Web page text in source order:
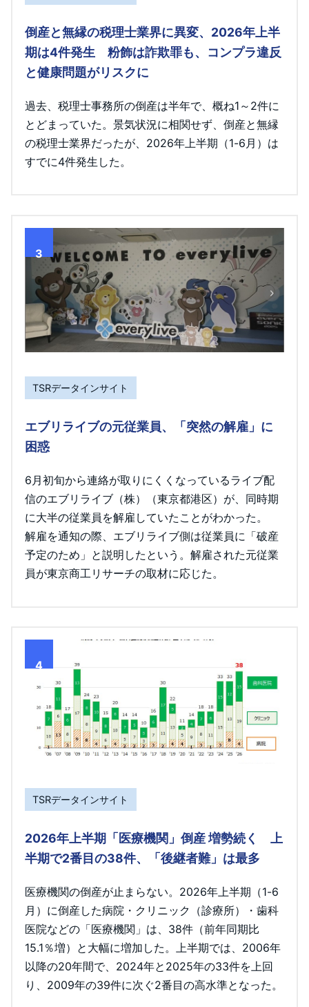
倒産と無縁の税理士業界に異変、2026年上半
期は4件発生 粉飾は詐欺罪も、コンプラ違反
と健康問題がリスクに
過去、税理士事務所の倒産は半年で、概ね1～2件に
とどまっていた。景気状況に相関せず、倒産と無縁
の税理士業界だったが、2026年上半期（1-6月）は
すでに4件発生した。
3
TSRデータインサイト
エブリライブの元従業員、「突然の解雇」に
困惑
6月初旬から連絡が取りにくくなっているライブ配
信のエブリライブ（株）（東京都港区）が、同時期
に大半の従業員を解雇していたことがわかった。
解雇を通知の際、エブリライブ側は従業員に「破産
予定のため」と説明したという。解雇された元従業
員が東京商工リサーチの取材に応じた。
4
TSRデータインサイト
2026年上半期「医療機関」倒産 増勢続く 上
半期で2番目の38件、「後継者難」は最多
医療機関の倒産が止まらない。2026年上半期（1-6
月）に倒産した病院・クリニック（診療所）・歯科
医院などの「医療機関」は、38件（前年同期比
15.1％増）と大幅に増加した。上半期では、2006年
以降の20年間で、2024年と2025年の33件を上回
り、2009年の39件に次ぐ2番目の高水準となった。